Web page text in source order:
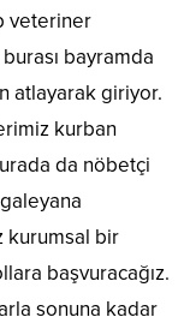
veteriner
bayramda
atlayarak giriyor.
kurban
da nöbetçi
kurumsal bir
başvuracağız.
sonuna kadar